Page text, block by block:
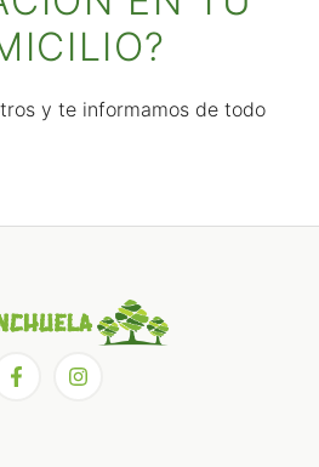
y te informamos de todo